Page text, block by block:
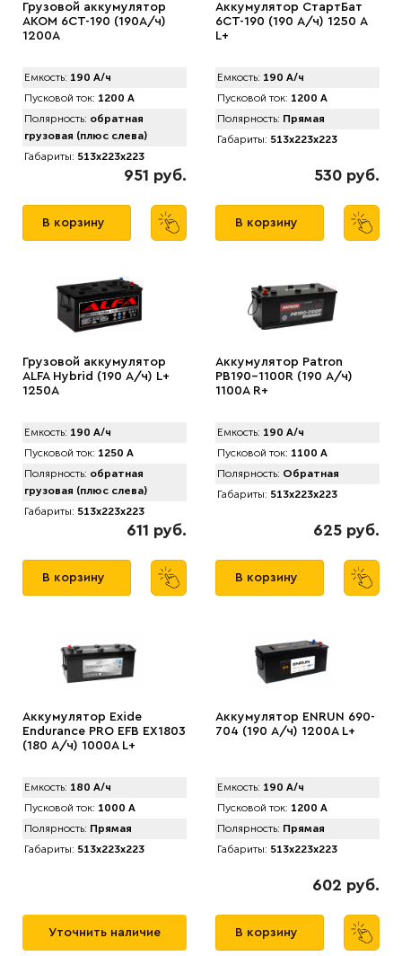
Грузовой аккумулятор
AKOM 6CT-190 (190А/ч)
1200А
Емкость: 190 А/ч
Пусковой ток: 1200 А
Полярность: обратная
грузовая (плюс слева)
Габариты: 513x223x223
951 руб.
В корзину
Аккумулятор СтартБат
6СТ-190 (190 А/ч) 1250 А
L+
Емкость: 190 А/ч
Пусковой ток: 1200 А
Полярность: Прямая
Габариты: 513x223x223
530 руб.
В корзину
Грузовой аккумулятор
ALFA Hybrid (190 А/ч) L+
1250A
Емкость: 190 А/ч
Пусковой ток: 1250 А
Полярность: обратная
грузовая (плюс слева)
Габариты: 513x223x223
611 руб.
В корзину
Аккумулятор Patron
PB190-1100R (190 А/ч)
1100A R+
Емкость: 190 А/ч
Пусковой ток: 1100 А
Полярность: Обратная
Габариты: 513x223x223
625 руб.
В корзину
Аккумулятор Exide
Endurance PRO EFB EX1803
(180 А/ч) 1000А L+
Емкость: 180 А/ч
Пусковой ток: 1000 А
Полярность: Прямая
Габариты: 513x223x223
Уточнить наличие
Аккумулятор ENRUN 690-
704 (190 А/ч) 1200A L+
Емкость: 190 А/ч
Пусковой ток: 1200 А
Полярность: Прямая
Габариты: 513x223x223
602 руб.
В корзину